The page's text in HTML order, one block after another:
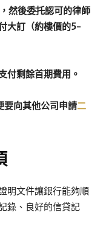
然後委托認可的律師
大訂（約樓價的5-
付剩餘首期費用。
要向其他公司申請二
明文件讓銀行能夠順
錄、良好的信貸記